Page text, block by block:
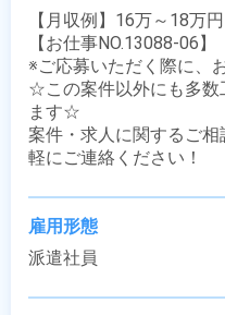
【月収例】16万～18万円
【お仕事NO.13088-06】
※ご応募いただく際に、
☆この案件以外にも多数
ます☆
案件・求人に関するご
軽にご連絡ください！
雇用形態
派遣社員